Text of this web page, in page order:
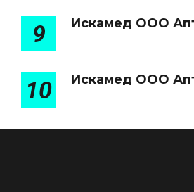
9 Искамед ООО
10 Искамед ООО